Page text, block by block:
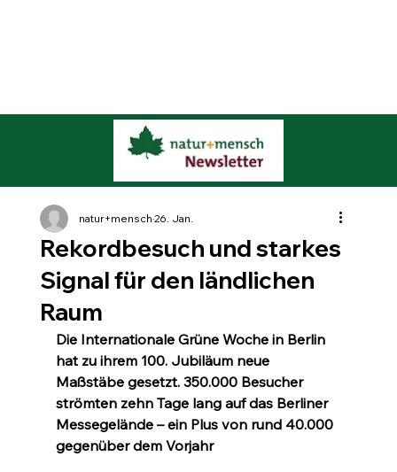
Rekordbesuch und starkes
Signal für den ländlichen
Raum
natur+mensch26. Jan.
Die Internationale Grüne Woche in Berlin
hat zu ihrem 100. Jubiläum neue
Maßstäbe gesetzt. 350.000 Besucher
strömten zehn Tage lang auf das Berliner
Messegelände – ein Plus von rund 40.000
gegenüber dem Vorjahr